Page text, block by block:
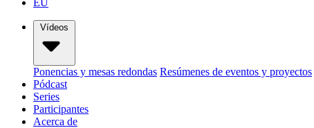
Vídeos
Ponencias y mesas redondas Resúmenes de eventos y proyectos
Pódcast
Series
Participantes
Acerca de